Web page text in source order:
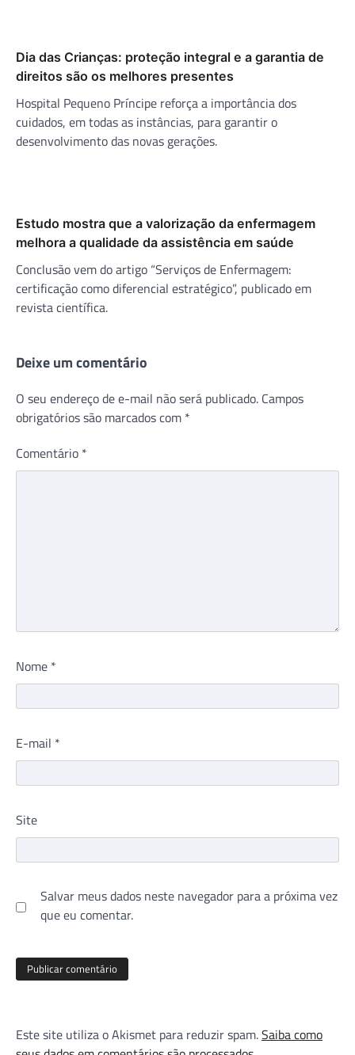
Dia das Crianças: proteção integral e a garantia de
direitos são os melhores presentes
Hospital Pequeno Príncipe reforça a importância dos
cuidados, em todas as instâncias, para garantir o
desenvolvimento das novas gerações.
Estudo mostra que a valorização da enfermagem
melhora a qualidade da assistência em saúde
Conclusão vem do artigo “Serviços de Enfermagem:
certificação como diferencial estratégico”, publicado em
revista científica.
Deixe um comentário
O seu endereço de e-mail não será publicado. Campos
obrigatórios são marcados com *
Comentário *
Nome *
E-mail *
Site
Salvar meus dados neste navegador para a próxima vez
que eu comentar.
Este site utiliza o Akismet para reduzir spam.Saiba como